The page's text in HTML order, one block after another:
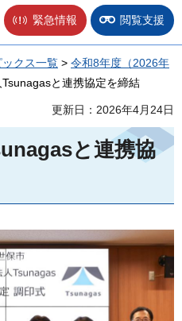
緊急情報 閲覧支援
ックス一覧 > 令和8年度（2026年
と連携協定を締結
更新日：2026年4月24日
と連携協